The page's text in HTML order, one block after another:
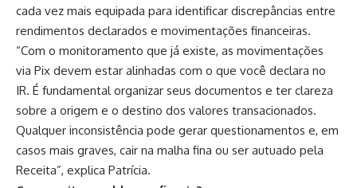
cada vez mais equipada para identificar discrepâncias entre
rendimentos declarados e movimentações financeiras.
“Com o monitoramento que já existe, as movimentações
via Pix devem estar alinhadas com o que você declara no
IR. É fundamental organizar seus documentos e ter clareza
sobre a origem e o destino dos valores transacionados.
Qualquer inconsistência pode gerar questionamentos e, em
casos mais graves, cair na malha fina ou ser autuado pela
Receita”, explica Patrícia.